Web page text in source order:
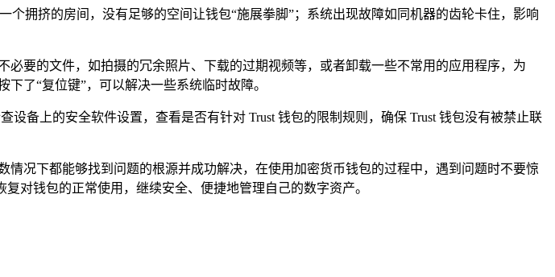
拥挤的房间，没有足够的空间让钱包“施展拳脚”；系统出现故障如同机器的齿轮卡住，影响
要的文件，如拍摄的冗余照片、下载的过期视频等，或者卸载一些不常用的应用程序，为
了“复位键”，可以解决一些系统临时故障。
备上的安全软件设置，查看是否有针对 Trust 钱包的限制规则，确保 Trust 钱包没有被禁止联
况下都能够找到问题的根源并成功解决，在使用加密货币钱包的过程中，遇到问题时不要惊
对钱包的正常使用，继续安全、便捷地管理自己的数字资产。